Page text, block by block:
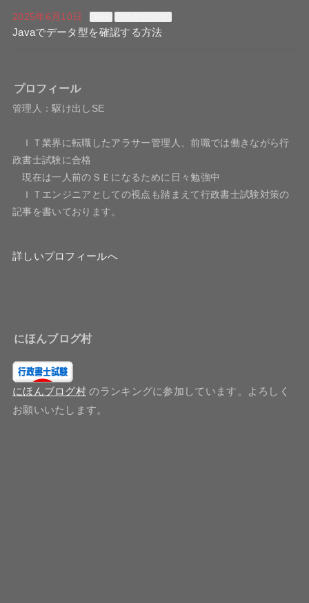
2025年6月10日
Javaでデータ型を確認する方法
プロフィール
管理人：駆け出しSE
ＩＴ業界に転職したアラサー管理人、前職では働きながら行
政書士試験に合格
現在は一人前のＳＥになるために日々勉強中
ＩＴエンジニアとしての視点も踏まえて行政書士試験対策の
記事を書いております。
詳しいプロフィールへ
にほんブログ村
にほんブログ村 のランキングに参加しています。よろしく
お願いいたします。